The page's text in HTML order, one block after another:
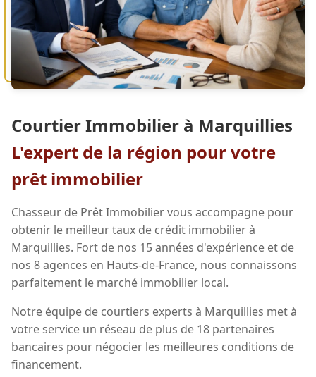
Courtier Immobilier à Marquillies
L'expert de la région pour votre
prêt immobilier
Chasseur de Prêt Immobilier vous accompagne pour
obtenir le meilleur taux de crédit immobilier à
Marquillies. Fort de nos 15 années d'expérience et de
nos 8 agences en Hauts-de-France, nous connaissons
parfaitement le marché immobilier local.
Notre équipe de courtiers experts à Marquillies met à
votre service un réseau de plus de 18 partenaires
bancaires pour négocier les meilleures conditions de
financement.